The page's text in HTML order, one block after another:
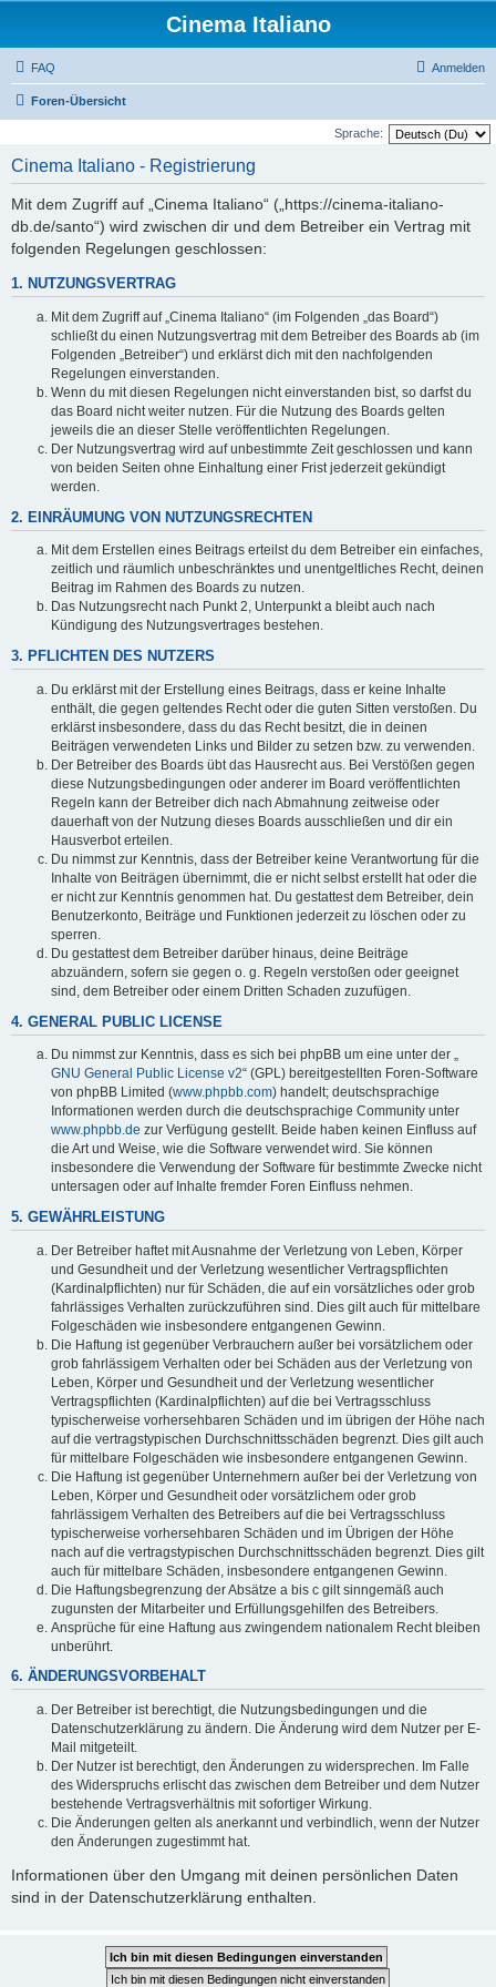
Cinema Italiano
FAQ Anmelden
Foren-Übersicht
Sprache:
Cinema Italiano - Registrierung
Mit dem Zugriff auf „Cinema Italiano“ („https://cinema-italiano-
db.de/santo“) wird zwischen dir und dem Betreiber ein Vertrag mit
folgenden Regelungen geschlossen:
1. NUTZUNGSVERTRAG
Mit dem Zugriff auf „Cinema Italiano“ (im Folgenden „das Board“)
schließt du einen Nutzungsvertrag mit dem Betreiber des Boards ab (im
Folgenden „Betreiber“) und erklärst dich mit den nachfolgenden
Regelungen einverstanden.
Wenn du mit diesen Regelungen nicht einverstanden bist, so darfst du
das Board nicht weiter nutzen. Für die Nutzung des Boards gelten
jeweils die an dieser Stelle veröffentlichten Regelungen.
Der Nutzungsvertrag wird auf unbestimmte Zeit geschlossen und kann
von beiden Seiten ohne Einhaltung einer Frist jederzeit gekündigt
werden.
2. EINRÄUMUNG VON NUTZUNGSRECHTEN
Mit dem Erstellen eines Beitrags erteilst du dem Betreiber ein einfaches,
zeitlich und räumlich unbeschränktes und unentgeltliches Recht, deinen
Beitrag im Rahmen des Boards zu nutzen.
Das Nutzungsrecht nach Punkt 2, Unterpunkt a bleibt auch nach
Kündigung des Nutzungsvertrages bestehen.
3. PFLICHTEN DES NUTZERS
Du erklärst mit der Erstellung eines Beitrags, dass er keine Inhalte
enthält, die gegen geltendes Recht oder die guten Sitten verstoßen. Du
erklärst insbesondere, dass du das Recht besitzt, die in deinen
Beiträgen verwendeten Links und Bilder zu setzen bzw. zu verwenden.
Der Betreiber des Boards übt das Hausrecht aus. Bei Verstößen gegen
diese Nutzungsbedingungen oder anderer im Board veröffentlichten
Regeln kann der Betreiber dich nach Abmahnung zeitweise oder
dauerhaft von der Nutzung dieses Boards ausschließen und dir ein
Hausverbot erteilen.
Du nimmst zur Kenntnis, dass der Betreiber keine Verantwortung für die
Inhalte von Beiträgen übernimmt, die er nicht selbst erstellt hat oder die
er nicht zur Kenntnis genommen hat. Du gestattest dem Betreiber, dein
Benutzerkonto, Beiträge und Funktionen jederzeit zu löschen oder zu
sperren.
Du gestattest dem Betreiber darüber hinaus, deine Beiträge
abzuändern, sofern sie gegen o. g. Regeln verstoßen oder geeignet
sind, dem Betreiber oder einem Dritten Schaden zuzufügen.
4. GENERAL PUBLIC LICENSE
Du nimmst zur Kenntnis, dass es sich bei phpBB um eine unter der „
GNU General Public License v2“ (GPL) bereitgestellten Foren-Software
von phpBB Limited (www.phpbb.com) handelt; deutschsprachige
Informationen werden durch die deutschsprachige Community unter
www.phpbb.de zur Verfügung gestellt. Beide haben keinen Einfluss auf
die Art und Weise, wie die Software verwendet wird. Sie können
insbesondere die Verwendung der Software für bestimmte Zwecke nicht
untersagen oder auf Inhalte fremder Foren Einfluss nehmen.
5. GEWÄHRLEISTUNG
Der Betreiber haftet mit Ausnahme der Verletzung von Leben, Körper
und Gesundheit und der Verletzung wesentlicher Vertragspflichten
(Kardinalpflichten) nur für Schäden, die auf ein vorsätzliches oder grob
fahrlässiges Verhalten zurückzuführen sind. Dies gilt auch für mittelbare
Folgeschäden wie insbesondere entgangenen Gewinn.
Die Haftung ist gegenüber Verbrauchern außer bei vorsätzlichem oder
grob fahrlässigem Verhalten oder bei Schäden aus der Verletzung von
Leben, Körper und Gesundheit und der Verletzung wesentlicher
Vertragspflichten (Kardinalpflichten) auf die bei Vertragsschluss
typischerweise vorhersehbaren Schäden und im übrigen der Höhe nach
auf die vertragstypischen Durchschnittsschäden begrenzt. Dies gilt auch
für mittelbare Folgeschäden wie insbesondere entgangenen Gewinn.
Die Haftung ist gegenüber Unternehmern außer bei der Verletzung von
Leben, Körper und Gesundheit oder vorsätzlichem oder grob
fahrlässigem Verhalten des Betreibers auf die bei Vertragsschluss
typischerweise vorhersehbaren Schäden und im Übrigen der Höhe
nach auf die vertragstypischen Durchschnittsschäden begrenzt. Dies gilt
auch für mittelbare Schäden, insbesondere entgangenen Gewinn.
Die Haftungsbegrenzung der Absätze a bis c gilt sinngemäß auch
zugunsten der Mitarbeiter und Erfüllungsgehilfen des Betreibers.
Ansprüche für eine Haftung aus zwingendem nationalem Recht bleiben
unberührt.
6. ÄNDERUNGSVORBEHALT
Der Betreiber ist berechtigt, die Nutzungsbedingungen und die
Datenschutzerklärung zu ändern. Die Änderung wird dem Nutzer per E-
Mail mitgeteilt.
Der Nutzer ist berechtigt, den Änderungen zu widersprechen. Im Falle
des Widerspruchs erlischt das zwischen dem Betreiber und dem Nutzer
bestehende Vertragsverhältnis mit sofortiger Wirkung.
Die Änderungen gelten als anerkannt und verbindlich, wenn der Nutzer
den Änderungen zugestimmt hat.
Informationen über den Umgang mit deinen persönlichen Daten
sind in der Datenschutzerklärung enthalten.